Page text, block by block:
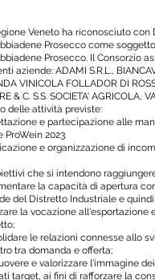
Veneto ha riconosciuto con
Prosecco come
Prosecco. Il Consorzio
aziende: ADAMI S.R.L.,
VINICOLA FOLLADOR DI
& C. S.S. SOCIETA' AGRICOLA,
delle attività previste:
e partecipazione alle
ProWein 2023
e organizzazione di
che si intendono
la capacità di apertura
del Distretto Industriale e
la vocazione all'esportazione
le relazioni connesse allo
tra domanda e offerta;
e valorizzare l'immagine
target, ai fini di rafforzare la